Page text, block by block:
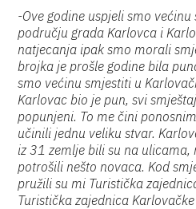
-Ove godine uspjeli smo
području grada Karlovca i
natjecanja ipak smo morali
brojka je prošle godine bila
smo većinu smjestiti u
Karlovac bio je pun, svi
popunjeni. To me čini
učinili jednu veliku stvar.
iz 31 zemlje bili su na ulicama,
potrošili nešto novaca. Kod
pružili su mi Turistička
Turistička zajednica